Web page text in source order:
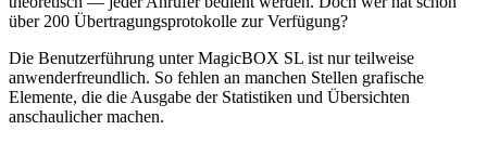
über 200 Übertragungsprotokolle zur Verfügung?
Die Benutzerführung unter MagicBOX SL ist nur teilweise
anwenderfreundlich. So fehlen an manchen Stellen grafische
Elemente, die die Ausgabe der Statistiken und Übersichten
anschaulicher machen.